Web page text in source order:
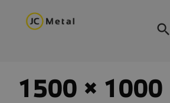

1500 × 1000